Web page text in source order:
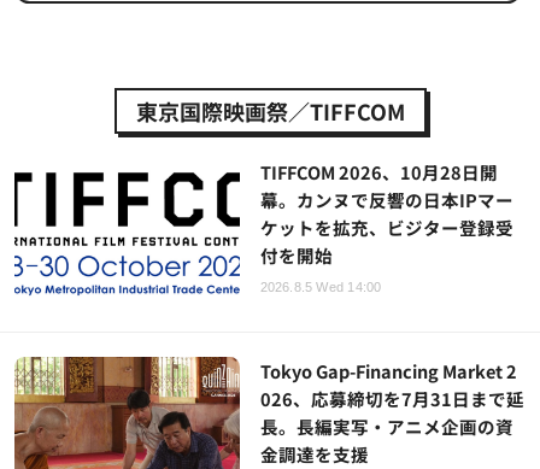
東京国際映画祭／TIFFCOM
TIFFCOM 2026、10月28日開
幕。カンヌで反響の日本IPマー
ケットを拡充、ビジター登録受
付を開始
2026.8.5 Wed 14:00
Tokyo Gap-Financing Market 2
026、応募締切を7月31日まで延
長。長編実写・アニメ企画の資
金調達を支援